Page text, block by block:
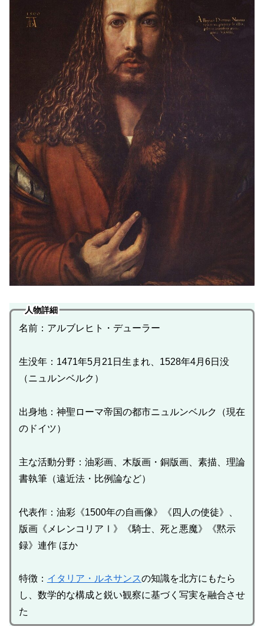
人物詳細
名前：アルブレヒト・デューラー
生没年：1471年5月21日生まれ、1528年4月6日没
（ニュルンベルク）
出身地：神聖ローマ帝国の都市ニュルンベルク（現在
のドイツ）
主な活動分野：油彩画、木版画・銅版画、素描、理論
書執筆（遠近法・比例論など）
代表作：油彩《1500年の自画像》《四人の使徒》、
版画《メレンコリアⅠ》《騎士、死と悪魔》《黙示
録》連作 ほか
特徴： イタリア・ルネサンスの知識を北方にもたら
し、数学的な構成と鋭い観察に基づく写実を融合させ
た